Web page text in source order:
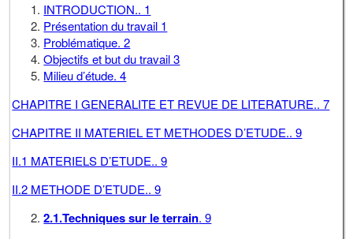
INTRODUCTION.. 1
Présentation du travail 1
Problématique. 2
Objectifs et but du travail 3
Milieu d’étude. 4
CHAPITRE I GENERALITE ET REVUE DE LITERATURE.. 7
CHAPITRE II MATERIEL ET METHODES D’ETUDE.. 9
II.1 MATERIELS D’ETUDE.. 9
II.2 METHODE D’ETUDE.. 9
2.1.Techniques sur le terrain. 9